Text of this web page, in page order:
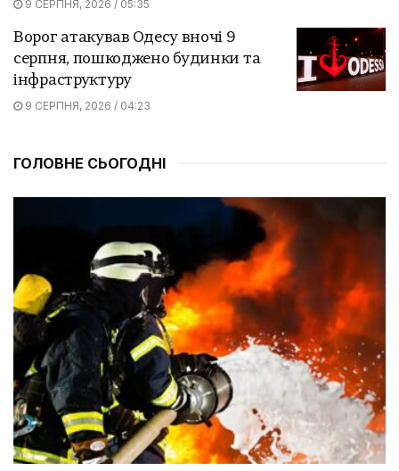
9 СЕРПНЯ, 2026 / 05:35
Ворог атакував Одесу вночі 9
серпня, пошкоджено будинки та
інфраструктуру
9 СЕРПНЯ, 2026 / 04:23
ГОЛОВНЕ СЬОГОДНІ